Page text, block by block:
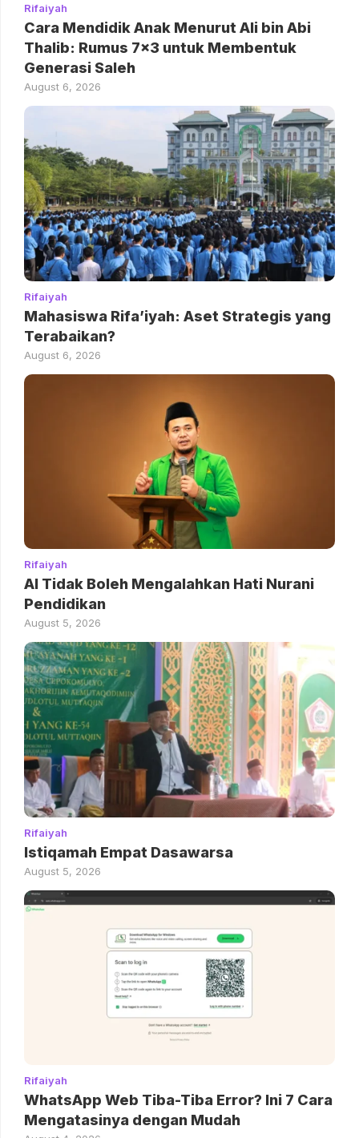
Rifaiyah
Cara Mendidik Anak Menurut Ali bin Abi
Thalib: Rumus 7×3 untuk Membentuk
Generasi Saleh
August 6, 2026
Rifaiyah
Mahasiswa Rifa’iyah: Aset Strategis yang
Terabaikan?
August 6, 2026
Rifaiyah
AI Tidak Boleh Mengalahkan Hati Nurani
Pendidikan
August 5, 2026
Rifaiyah
Istiqamah Empat Dasawarsa
August 5, 2026
Rifaiyah
WhatsApp Web Tiba-Tiba Error? Ini 7 Cara
Mengatasinya dengan Mudah